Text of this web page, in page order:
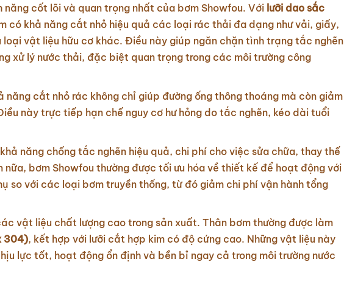
cốt lõi và quan trọng nhất của bơm Showfou. Với lưỡi dao sắc
có khả năng cắt nhỏ hiệu quả các loại rác thải đa dạng như vải, giấy,
vật liệu hữu cơ khác. Điều này giúp ngăn chặn tình trạng tắc nghẽn
xử lý nước thải, đặc biệt quan trọng trong các môi trường công
năng cắt nhỏ rác không chỉ giúp đường ống thông thoáng mà còn giảm
này trực tiếp hạn chế nguy cơ hư hỏng do tắc nghẽn, kéo dài tuổi
năng chống tắc nghẽn hiệu quả, chi phí cho việc sửa chữa, thay thế
nữa, bơm Showfou thường được tối ưu hóa về thiết kế để hoạt động với
so với các loại bơm truyền thống, từ đó giảm chi phí vận hành tổng
vật liệu chất lượng cao trong sản xuất. Thân bơm thường được làm
304), kết hợp với lưỡi cắt hợp kim có độ cứng cao. Những vật liệu này
lực tốt, hoạt động ổn định và bền bỉ ngay cả trong môi trường nước